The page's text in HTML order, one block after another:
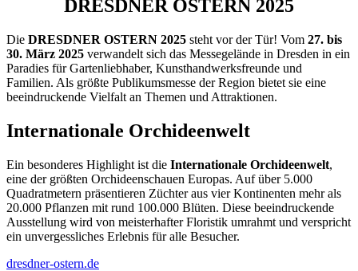
DRESDNER OSTERN 2025
Die DRESDNER OSTERN 2025 steht vor der Tür! Vom 27. bis
30. März 2025 verwandelt sich das Messegelände in Dresden in ein
Paradies für Gartenliebhaber, Kunsthandwerksfreunde und
Familien. Als größte Publikumsmesse der Region bietet sie eine
beeindruckende Vielfalt an Themen und Attraktionen.
Internationale Orchideenwelt
Ein besonderes Highlight ist die Internationale Orchideenwelt,
eine der größten Orchideenschauen Europas. Auf über 5.000
Quadratmetern präsentieren Züchter aus vier Kontinenten mehr als
20.000 Pflanzen mit rund 100.000 Blüten. Diese beeindruckende
Ausstellung wird von meisterhafter Floristik umrahmt und verspricht
ein unvergessliches Erlebnis für alle Besucher.
dresdner-ostern.de